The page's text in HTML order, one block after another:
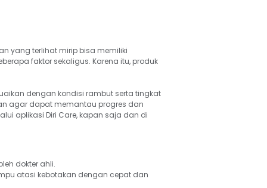
yang terlihat mirip bisa memiliki
faktor sekaligus. Karena itu, produk
dengan kondisi rambut serta tingkat
agar dapat memantau progres dan
aplikasi Diri Care, kapan saja dan di
dokter ahli.
atasi kebotakan dengan cepat dan